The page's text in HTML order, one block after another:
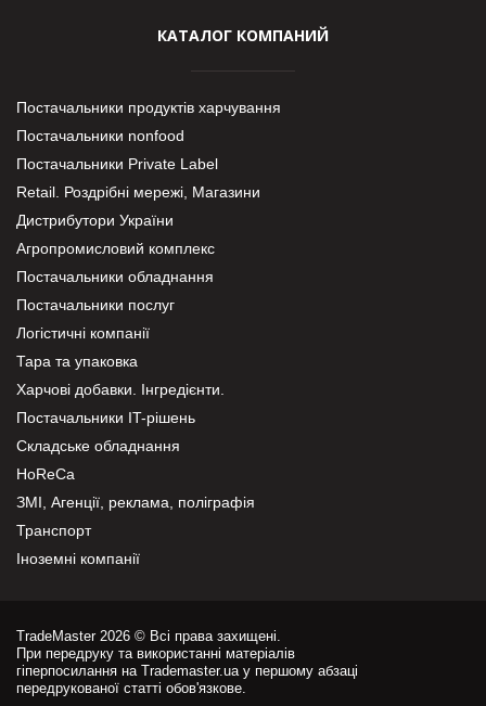
КАТАЛОГ КОМПАНИЙ
Постачальники продуктів харчування
Постачальники nonfood
Постачальники Private Label
Retail. Роздрібні мережі, Магазини
Дистрибутори України
Агропромисловий комплекс
Постачальники обладнання
Постачальники послуг
Логістичні компанії
Тара та упаковка
Харчові добавки. Інгредієнти.
Постачальники IT-рішень
Складське обладнання
HoReCa
ЗМІ, Агенції, реклама, поліграфія
Транспорт
Іноземні компанії
TradeMaster 2026 © Всі права захищені.
При передруку та використанні матеріалів
гіперпосилання на Trademaster.ua у першому абзаці
передрукованої статті обов'язкове.